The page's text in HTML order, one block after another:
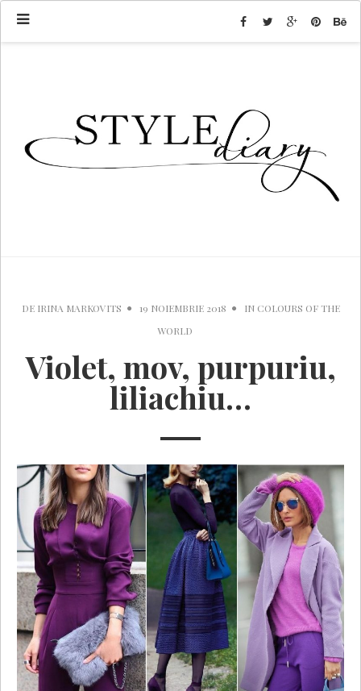
DE IRINA MARKOVITS 19 NOIEMBRIE 2018 IN COLOURS OF THE
WORLD
Violet, mov, purpuriu,
liliachiu…